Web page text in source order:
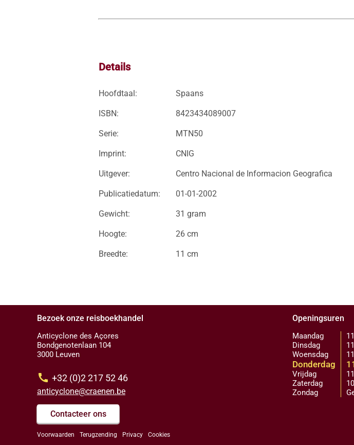
Details
Hoofdtaal: Spaans
ISBN: 8423434089007
Serie: MTN50
Imprint: CNIG
Uitgever: Centro Nacional de Informacion Geografica
Publicatiedatum: 01-01-2002
Gewicht: 31 gram
Hoogte: 26 cm
Breedte: 11 cm
Bezoek onze reisboekhandel
Anticyclone des Açores
Bondgenotenlaan 104
3000 Leuven
call +32 (0)2 217 52 46
anticyclone@craenen.be
Contacteer ons
Voorwaarden Terugzending Privacy Cookies
Openingsuren
Maandag
Dinsdag
Woensdag
Donderdag
Vrijdag
Zaterdag
Zondag